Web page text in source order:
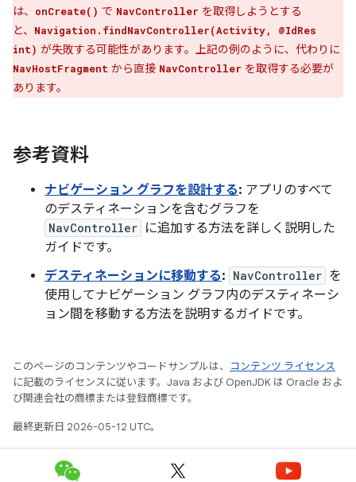
は、
onCreate() で NavController を取得しようとする
と、
Navigation.findNavController(Activity, @IdRes
int) が失敗する可能性があります。上記の例のように、代わりに
NavHostFragment から直接 NavController を取得する必要が
あります。
参考資料
ナビゲーション グラフを設計する: アプリのすべて
のデスティネーションを含むグラフを
NavController に追加する方法を詳しく説明した
ガイドです。
デスティネーションに移動する: NavController を
使用してナビゲーション グラフ内のデスティネーシ
ョン間を移動する方法を説明するガイドです。
このページのコンテンツやコードサンプルは、
コンテンツ ライセンス
に記載のライセンスに従います。Java および OpenJDK は Oracle およ
び関連会社の商標または登録商標です。
最終更新日 2026-05-12 UTC。